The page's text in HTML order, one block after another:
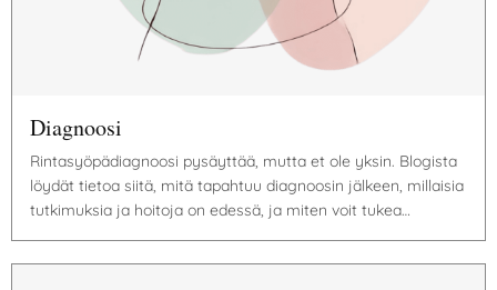
Diagnoosi
Rintasyöpädiagnoosi pysäyttää, mutta et ole yksin. Blogista
löydät tietoa siitä, mitä tapahtuu diagnoosin jälkeen, millaisia
tutkimuksia ja hoitoja on edessä, ja miten voit tukea…